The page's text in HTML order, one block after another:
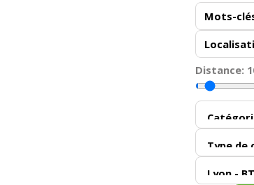
Distance: